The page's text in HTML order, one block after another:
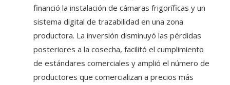
financió la instalación de cámaras frigoríficas y un
sistema digital de trazabilidad en una zona
productora. La inversión disminuyó las pérdidas
posteriores a la cosecha, facilitó el cumplimiento
de estándares comerciales y amplió el número de
productores que comercializan a precios más